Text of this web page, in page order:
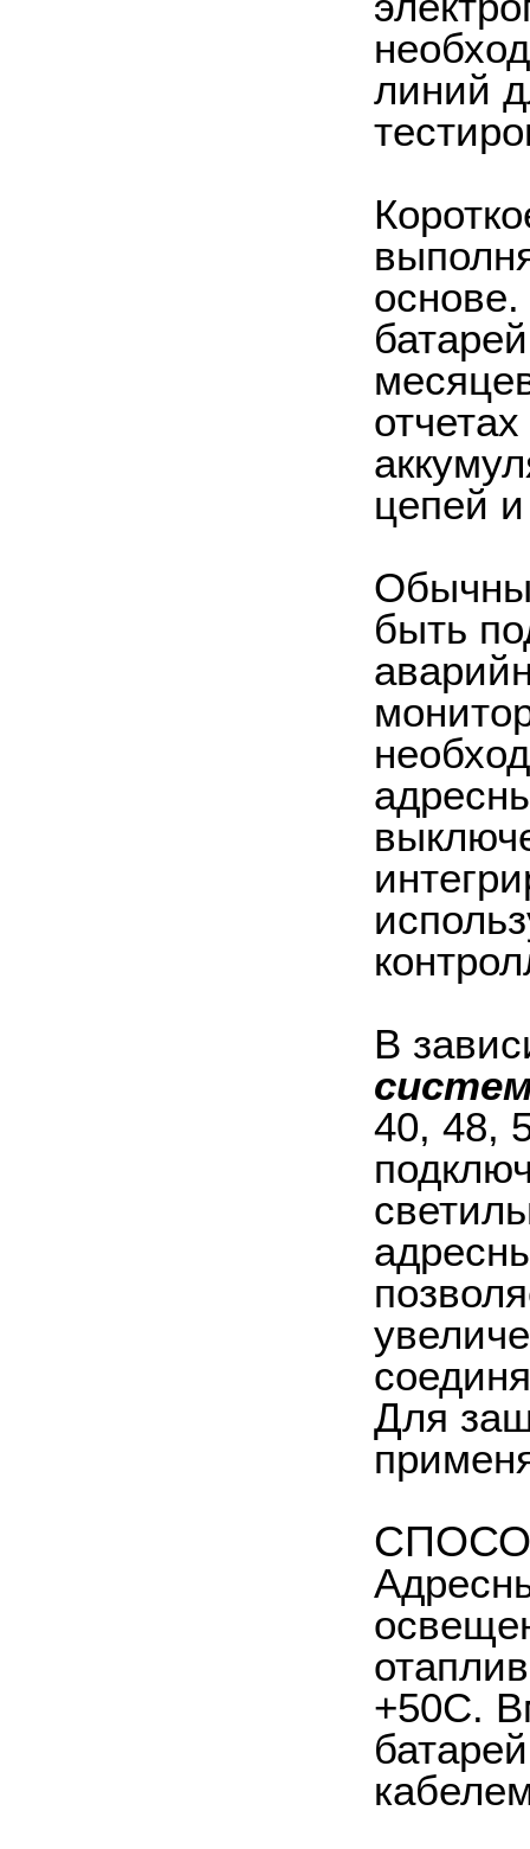
линий
цепей
быть
В
40, 48,
Для
+50C.